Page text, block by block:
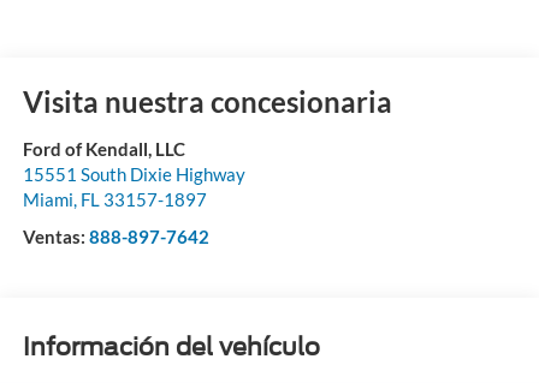
Visita nuestra concesionaria
Ford of Kendall, LLC
15551 South Dixie Highway
Miami, FL 33157-1897
Ventas: 888-897-7642
Información del vehículo